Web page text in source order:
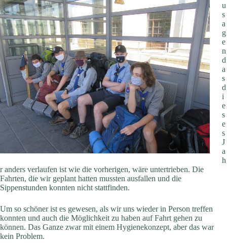
u
s
a
g
e
n
d
a
s
d
i
e
s
e
s
J
a
h
r anders verlaufen ist wie die vorherigen, wäre untertrieben. Die
Fahrten, die wir geplant hatten mussten ausfallen und die
Sippenstunden konnten nicht stattfinden.
Um so schöner ist es gewesen, als wir uns wieder in Person treffen
konnten und auch die Möglichkeit zu haben auf Fahrt gehen zu
können. Das Ganze zwar mit einem Hygienekonzept, aber das war
kein Problem.